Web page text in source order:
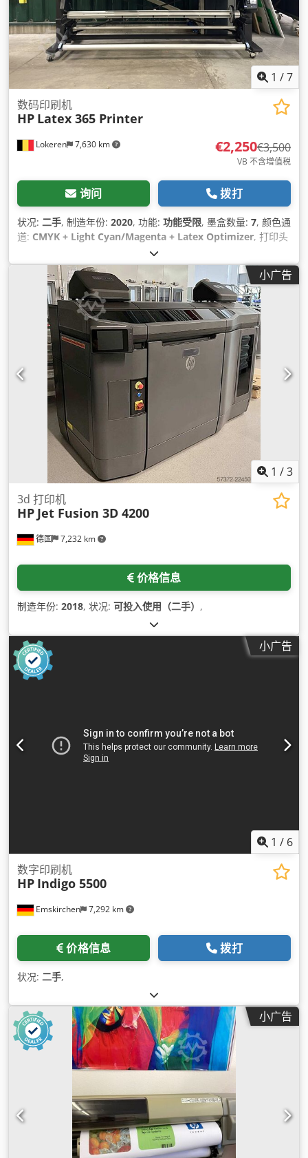
1 /7
Lokeren 7,630 km
数码印刷机
HP Latex 365 Printer
€2,250€3,500
VB 不含增值税
询问 拨打
状况: 二手, 制造年份: 2020, 功能: 功能受限, 墨盒数量: 7, 颜色通
道: CMYK + Light Cyan/Magenta + Latex Optimizer, 打印头
1,200 DPI（每英寸点数）
（最大）:1,630 毫米, 设备:文档 / 手册,
小广告
1 /3
德国 7,232 km
3d 打印机
HP Jet Fusion 3D 4200
价格信息
制造年份: 2018, 状况: 可投入使用（二手） ,
小广告
1 / 6
Emskirchen 7,292 km
数字印刷机
HP Indigo 5500
价格信息 拨打
状况: 二手,
小广告